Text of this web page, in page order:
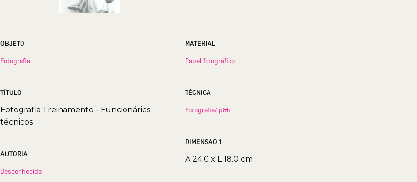
OBJETO
Fotografia
TÍTULO
Fotografia Treinamento - Funcionários
técnicos
AUTORIA
Desconhecida
MATERIAL
Papel fotográfico
TÉCNICA
Fotografia/ p&b
DIMENSÃO 1
A 24.0 x L 18.0 cm